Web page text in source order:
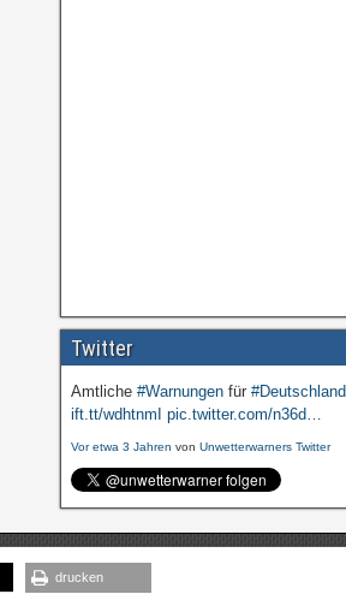
Twitter
Amtliche #Warnungenfür #Deutschland
ift.tt/wdhtnmI pic.twitter.com/n36d…
Vor etwa 3 Jahren von Unwetterwarners Twitter
drucken